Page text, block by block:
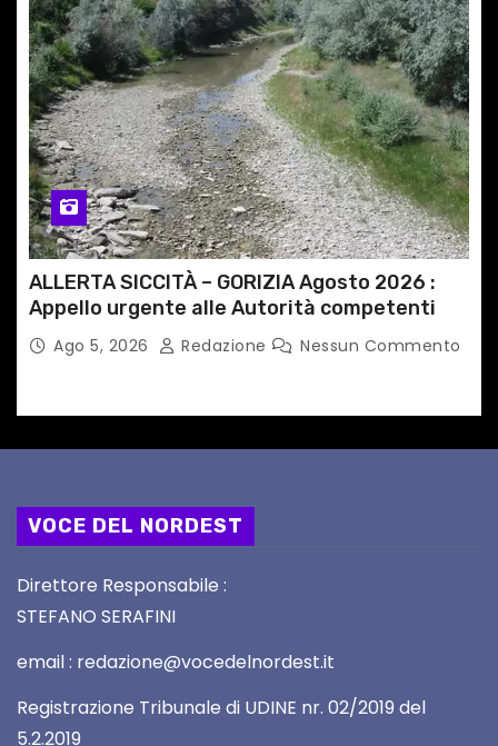
ALLERTA SICCITÀ – GORIZIA Agosto 2026 :
Appello urgente alle Autorità competenti
Ago 5, 2026 Redazione Nessun Commento
VOCE DEL NORDEST
Direttore Responsabile :
STEFANO SERAFINI
email : redazione@vocedelnordest.it
Registrazione Tribunale di UDINE nr. 02/2019 del
5.2.2019